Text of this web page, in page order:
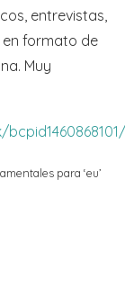
entrevistas,
formato de
Muy
para ‘eu’